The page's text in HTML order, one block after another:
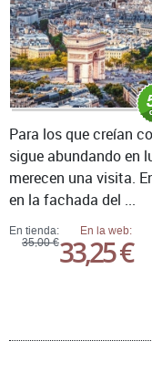
En tienda:
35,00 €
En la web:
33,25 €
Para los que creían
sigue abundando en
merecen una visita.
en la fachada del ...